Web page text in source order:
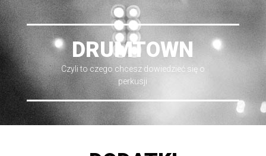
DRUMTOWN
Czyli to czego chcesz dowiedzieć się o
perkusji